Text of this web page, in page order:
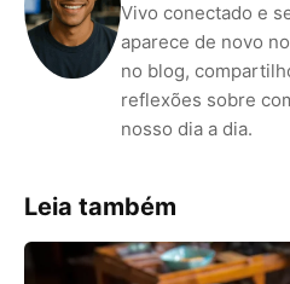
Vivo conectado e
aparece de novo
no blog,
reflexões sobre
nosso dia a dia.
Leia também